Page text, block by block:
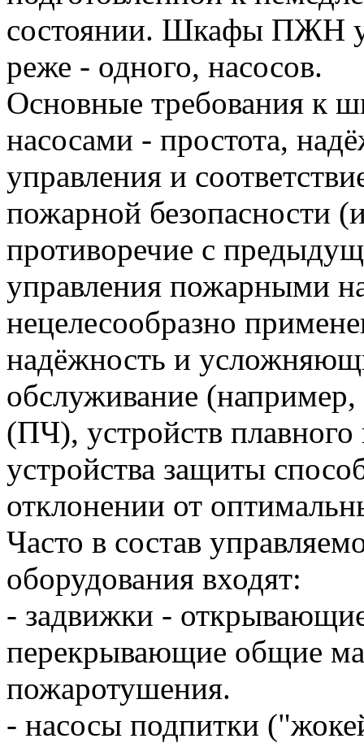
состоянии. Шкафы ПЖН
реже - одного, насосов.
Основные требования к
насосами - простота,
управления и
пожарной безопасности
противоречие с
управления пожарными
нецелесообразно
надёжность и
обслуживание (например,
(ПЧ), устройств
устройства защиты
отклонении от
Часто в состав
оборудования входят:
- задвижки -
перекрывающие общие
пожаротушения.
- насосы подпитки